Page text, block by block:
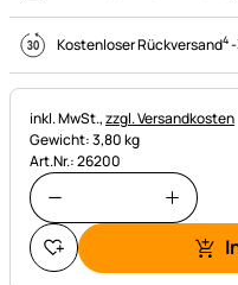
Kostenloser Rückversand4-
Steuerhinweis:
inkl. MwSt.,zzgl. Versandkosten
Gewicht: 3,80 kg
Art.Nr.: 26200